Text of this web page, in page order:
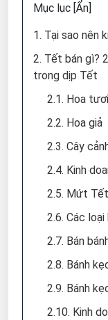
Mục lục [Ẩn]
1. Tại sao nên
2. Tết bán gì?
trong dịp Tết
2.1. Hoa tươi
2.2. Hoa giả
2.3. Cây
2.4. Kinh
2.5. Mứt Tết
2.6. Các
2.7. Bán
2.8. Bánh
2.9. Bánh
2.10. Kinh